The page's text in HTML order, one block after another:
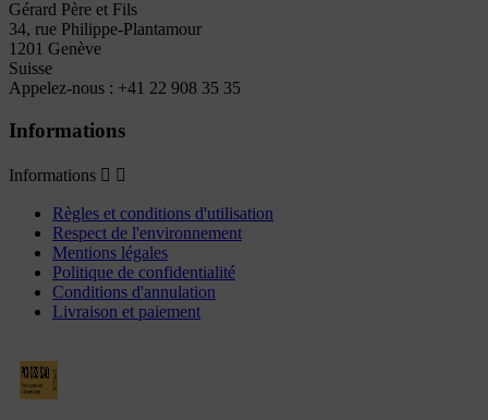
Gérard Père et Fils
34, rue Philippe-Plantamour
1201 Genève
Suisse
Appelez-nous : +41 22 908 35 35
Informations
Informations  
Règles et conditions d'utilisation
Respect de l'environnement
Mentions légales
Politique de confidentialité
Conditions d'annulation
Livraison et paiement